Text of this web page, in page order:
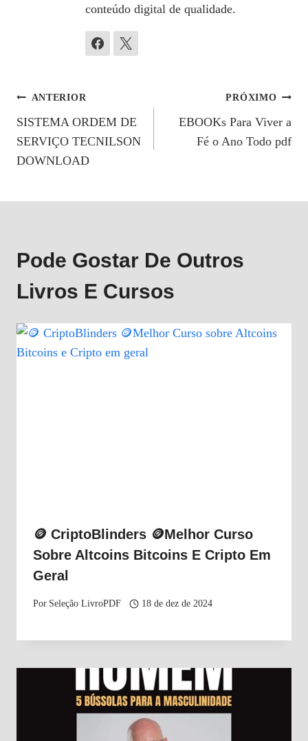
conteúdo digital de qualidade.
Navegação
De
Post
ANTERIOR
SISTEMA ORDEM DE
SERVIÇO TECNILSON
DOWNLOAD
PRÓXIMO
EBOOKs Para Viver a
Fé o Ano Todo pdf
Pode Gostar De Outros
Livros E Cursos
🪙 CriptoBlinders 🪙Melhor Curso
Sobre Altcoins Bitcoins E Cripto Em
Geral
Por Seleção LivroPDF 18 de dez de 2024